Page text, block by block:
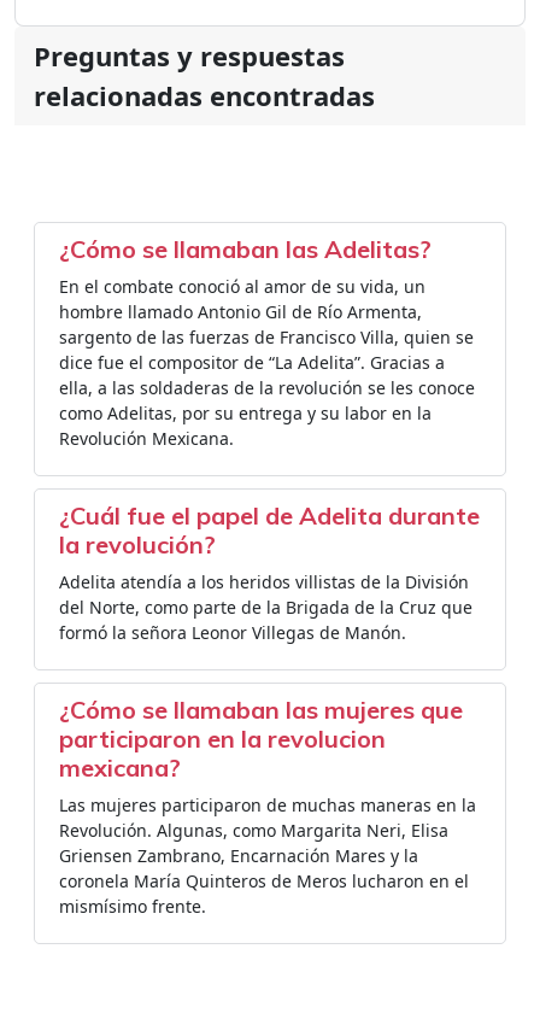
Preguntas y respuestas
relacionadas encontradas
¿Cómo se llamaban las Adelitas?
En el combate conoció al amor de su vida, un
hombre llamado Antonio Gil de Río Armenta,
sargento de las fuerzas de Francisco Villa, quien se
dice fue el compositor de “La Adelita”. Gracias a
ella, a las soldaderas de la revolución se les conoce
como Adelitas, por su entrega y su labor en la
Revolución Mexicana.
¿Cuál fue el papel de Adelita durante
la revolución?
Adelita atendía a los heridos villistas de la División
del Norte, como parte de la Brigada de la Cruz que
formó la señora Leonor Villegas de Manón.
¿Cómo se llamaban las mujeres que
participaron en la revolucion
mexicana?
Las mujeres participaron de muchas maneras en la
Revolución. Algunas, como Margarita Neri, Elisa
Griensen Zambrano, Encarnación Mares y la
coronela María Quinteros de Meros lucharon en el
mismísimo frente.